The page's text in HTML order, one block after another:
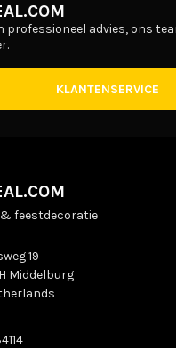
professioneel advies, ons
KLANTENSERVICE
feestdecoratie
19
Middelburg